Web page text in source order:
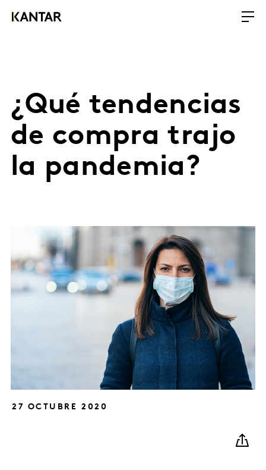
¿Qué tendencias
de compra trajo
la pandemia?
27 OCTUBRE 2020